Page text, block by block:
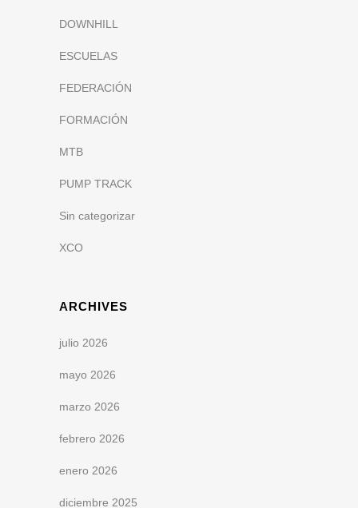
DOWNHILL
ESCUELAS
FEDERACIÓN
FORMACIÓN
MTB
PUMP TRACK
Sin categorizar
XCO
ARCHIVES
julio 2026
mayo 2026
marzo 2026
febrero 2026
enero 2026
diciembre 2025